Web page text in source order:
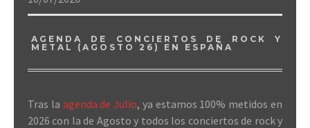
AGENDA DE CONCIERTOS DE ROCK Y
METAL (AGOSTO 26) EN ESPAÑA
Tras la agenda de Julio, ya estamos 100% metidos en
2026 con la de Agosto y todos los conciertos de rock y